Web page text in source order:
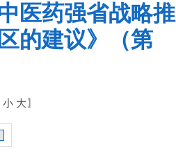
医药强省战略推
的建议》（第
小 大】